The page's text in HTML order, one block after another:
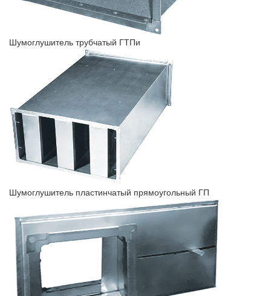
Шумоглушитель трубчатый ГТПи
Шумоглушитель пластинчатый прямоугольный ГП